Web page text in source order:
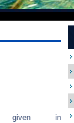
given in